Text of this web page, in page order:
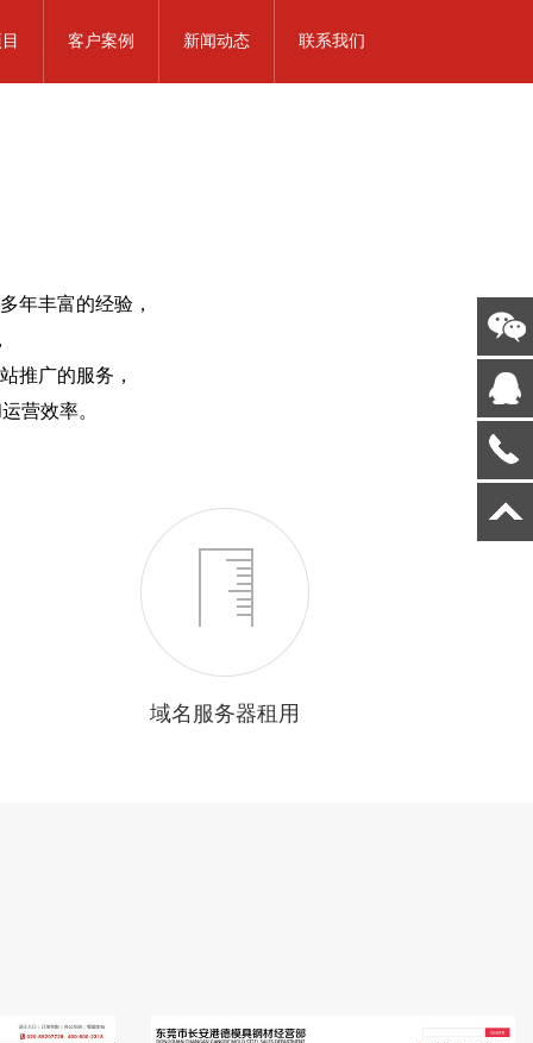
客户案例 新闻动态 联系我们
年丰富的经验，
推广的服务，
营效率。
域名服务器租用